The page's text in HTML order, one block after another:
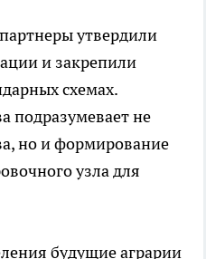
утвердили
и закрепили
схемах.
подразумевает не
но и формирование
узла для
будущие аграрии